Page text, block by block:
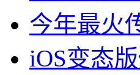
今年最火
iOS变态